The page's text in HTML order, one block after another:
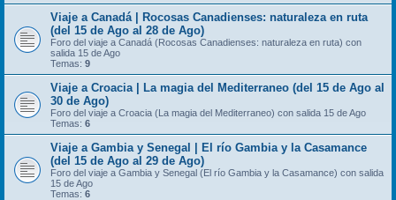
Viaje a Canadá | Rocosas Canadienses: naturaleza en ruta
(del 15 de Ago al 28 de Ago)
Foro del viaje a Canadá (Rocosas Canadienses: naturaleza en ruta) con
salida 15 de Ago
Temas: 9
Viaje a Croacia | La magia del Mediterraneo (del 15 de Ago al
30 de Ago)
Foro del viaje a Croacia (La magia del Mediterraneo) con salida 15 de Ago
Temas: 6
Viaje a Gambia y Senegal | El río Gambia y la Casamance
(del 15 de Ago al 29 de Ago)
Foro del viaje a Gambia y Senegal (El río Gambia y la Casamance) con salida
15 de Ago
Temas: 6